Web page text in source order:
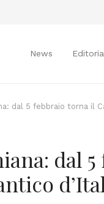
News
dal 5 febbraio torna il
dal